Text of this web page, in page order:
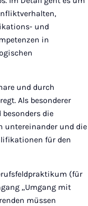
und
in
und durch
Als besonderer
die
untereinander und die
für den
(für
„Umgang mit
müssen